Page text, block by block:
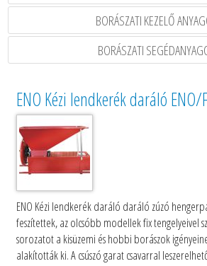
BORÁSZATI KEZELŐ
BORÁSZATI
ENO Kézi lendkerék daráló ENO/
ENO Kézi lendkerék daráló daráló zúzó
feszítettek, az olcsóbb modellek fix tengelyeivel
sorozatot a kisüzemi és hobbi borászok
alakították ki. A csúszó garat csavarral